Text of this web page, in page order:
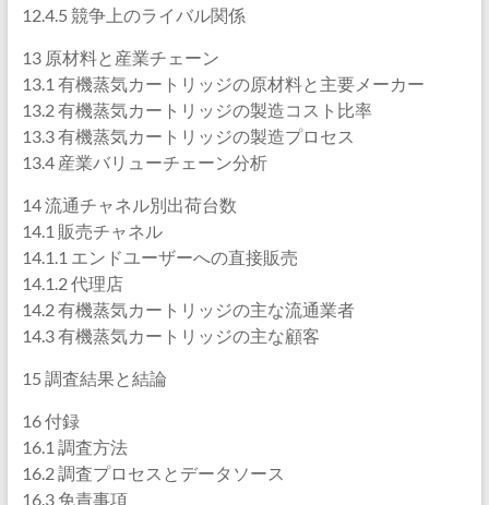
12.4.5 競争上のライバル関係
13 原材料と産業チェーン
13.1 有機蒸気カートリッジの原材料と主要メーカー
13.2 有機蒸気カートリッジの製造コスト比率
13.3 有機蒸気カートリッジの製造プロセス
13.4 産業バリューチェーン分析
14 流通チャネル別出荷台数
14.1 販売チャネル
14.1.1 エンドユーザーへの直接販売
14.1.2 代理店
14.2 有機蒸気カートリッジの主な流通業者
14.3 有機蒸気カートリッジの主な顧客
15 調査結果と結論
16 付録
16.1 調査方法
16.2 調査プロセスとデータソース
16.3 免責事項